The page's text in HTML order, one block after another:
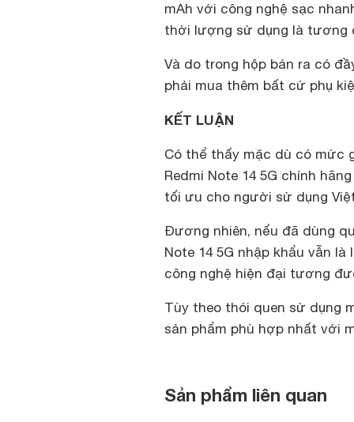
mAh với công nghệ sạc
thời lượng sử dụng là tương
Và do trong hộp bán ra có
phải mua thêm bất cứ phụ
KẾT LUẬN
Có thể thấy mặc dù có mức
Redmi Note 14 5G chính
tối ưu cho người sử dụng
Đương nhiên, nếu đã dùng
Note 14 5G nhập khẩu vẫn
công nghệ hiện đại tương
Tùy theo thói quen sử dụng
sản phẩm phù hợp nhất với
Sản phẩm liên quan